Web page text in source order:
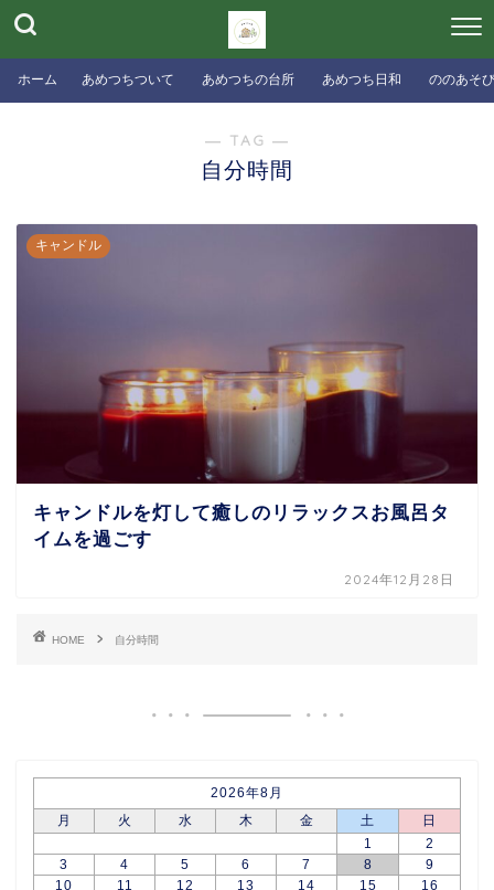
ホーム あめつちついて あめつちの台所 あめつち日和 ののあそ
― TAG ―
自分時間
キャンドル
キャンドルを灯して癒しのリラックスお風呂タ
イムを過ごす
2024年12月28日
HOME 自分時間
2026年8月
月
火 水 木 金 土
日
1
2
3
4 5 6 7 8
9
10
11 12 13 14 15
16